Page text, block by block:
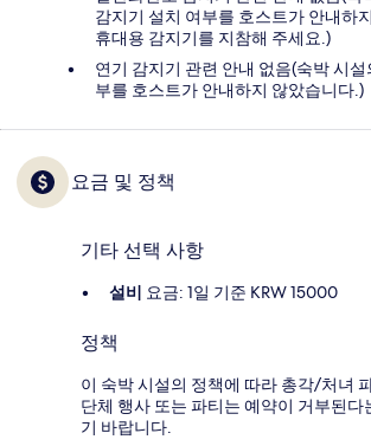
감지기 설치 여부를 호스트가 안내하
휴대용 감지기를 지참해 주세요.)
연기 감지기 관련 안내 없음(숙박 시
부를 호스트가 안내하지 않았습니다.)
요금 및 정책
기타 선택 사항
설비 요금: 1일 기준 KRW 15000
정책
이 숙박 시설의 정책에 따라 총각/처녀
단체 행사 또는 파티는 예약이 거부된다
기 바랍니다.